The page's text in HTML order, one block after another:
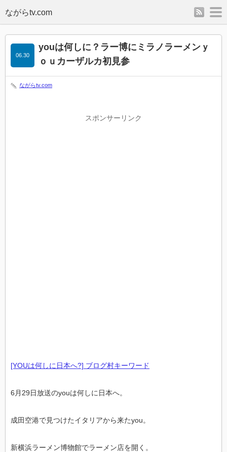
rss
youは何しに？ラー博にミラノラーメンｙ
ｏｕカーザルカ初見参
06.30
ながらtv.com
スポンサーリンク
[YOUは何しに日本へ?] ブログ村キーワード
6月29日放送のyouは何しに日本へ。
成田空港で見つけたイタリアから来たyou。
新横浜ラーメン博物館でラーメン店を開く。